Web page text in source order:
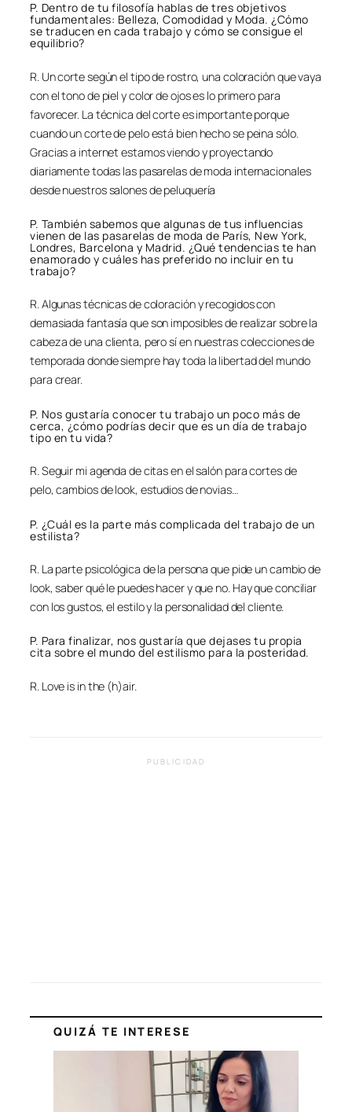
P. Dentro de tu filosofía hablas de tres objetivos
fundamentales: Belleza, Comodidad y Moda. ¿Cómo
se traducen en cada trabajo y cómo se consigue el
equilibrio?
R. Un corte según el tipo de rostro, una coloración que vaya
con el tono de piel y color de ojos es lo primero para
favorecer. La técnica del corte es importante porque
cuando un corte de pelo está bien hecho se peina sólo.
Gracias a internet estamos viendo y proyectando
diariamente todas las pasarelas de moda internacionales
desde nuestros salones de peluquería
P. También sabemos que algunas de tus influencias
vienen de las pasarelas de moda de París, New York,
Londres, Barcelona y Madrid. ¿Qué tendencias te han
enamorado y cuáles has preferido no incluir en tu
trabajo?
R. Algunas técnicas de coloración y recogidos con
demasiada fantasía que son imposibles de realizar sobre la
cabeza de una clienta, pero sí en nuestras colecciones de
temporada donde siempre hay toda la libertad del mundo
para crear.
P. Nos gustaría conocer tu trabajo un poco más de
cerca, ¿cómo podrías decir que es un día de trabajo
tipo en tu vida?
R. Seguir mi agenda de citas en el salón para cortes de
pelo, cambios de look, estudios de novias…
P. ¿Cuál es la parte más complicada del trabajo de un
estilista?
R. La parte psicológica de la persona que pide un cambio de
look, saber qué le puedes hacer y que no. Hay que conciliar
con los gustos, el estilo y la personalidad del cliente.
P. Para finalizar, nos gustaría que dejases tu propia
cita sobre el mundo del estilismo para la posteridad.
R. Love is in the (h)air.
PUBLICIDAD
QUIZÁ TE INTERESE